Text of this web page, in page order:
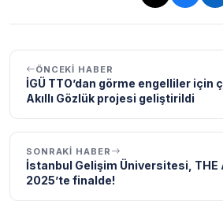
ÖNCEKI HABER
İGÜ TTO’dan görme engelliler için
Akıllı Gözlük projesi geliştirildi
SONRAKI HABER
İstanbul Gelişim Üniversitesi, THE
2025’te finalde!